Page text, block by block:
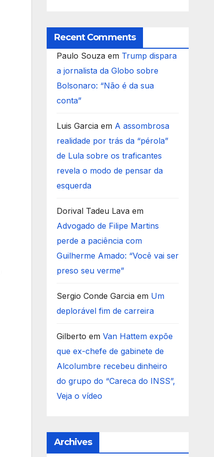
Recent Comments
Paulo Souzaem Trump dispara
a jornalista da Globo sobre
Bolsonaro: “Não é da sua
conta”
Luis Garciaem A assombrosa
realidade por trás da “pérola”
de Lula sobre os traficantes
revela o modo de pensar da
esquerda
Dorival Tadeu Lavaem
Advogado de Filipe Martins
perde a paciência com
Guilherme Amado: “Você vai ser
preso seu verme”
Sergio Conde Garciaem Um
deplorável fim de carreira
Gilberto em Van Hattem expõe
que ex-chefe de gabinete de
Alcolumbre recebeu dinheiro
do grupo do “Careca do INSS”,
Veja o vídeo
Archives